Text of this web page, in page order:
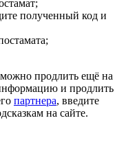
полученный код и
продлить ещё на
и продлить
партнера, введите
на сайте.